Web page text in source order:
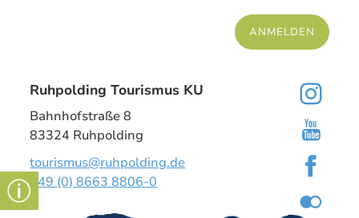
ANMELDEN
Ruhpolding Tourismus KU
Bahnhofstraße 8
83324 Ruhpolding
tourismus@ruhpolding.de
+49 (0) 8663 8806-0